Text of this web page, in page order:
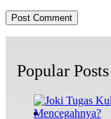
Popular Posts